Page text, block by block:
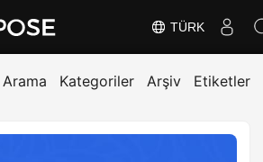
TÜRK
Arama Kategoriler Arşiv Etiketler